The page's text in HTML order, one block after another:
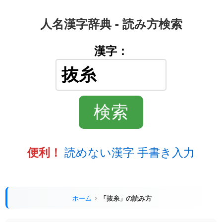
人名漢字辞典 - 読み方検索
漢字：
便利！ 読めない漢字 手書き入力
ホーム 「抜糸」の読み方